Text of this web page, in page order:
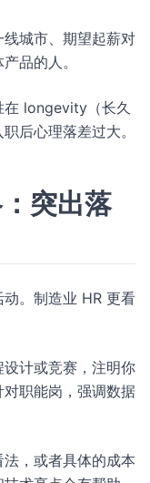
城市、期望起薪对
品的人。
在 longevity（长久
后心理落差过大。
突出落
。制造业 HR 更看
计或竞赛，注明你
职能岗，强调数据
，或者具体的成本